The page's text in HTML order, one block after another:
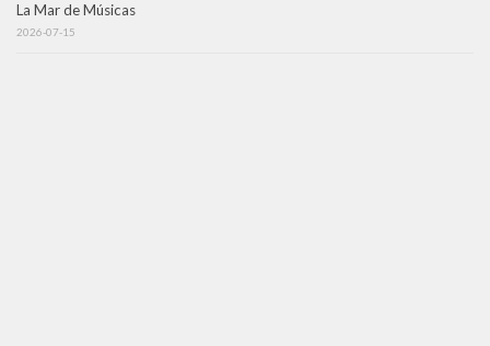
La Mar de Músicas
2026-07-15